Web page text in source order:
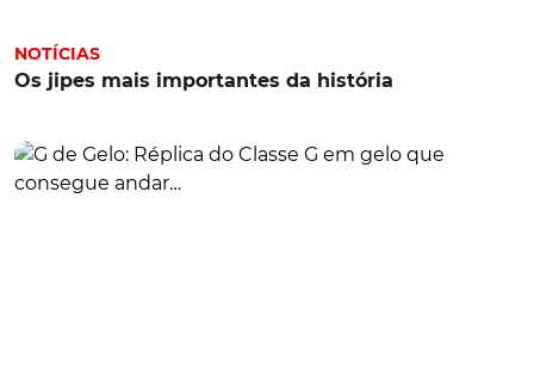
NOTÍCIAS
Os jipes mais importantes da história